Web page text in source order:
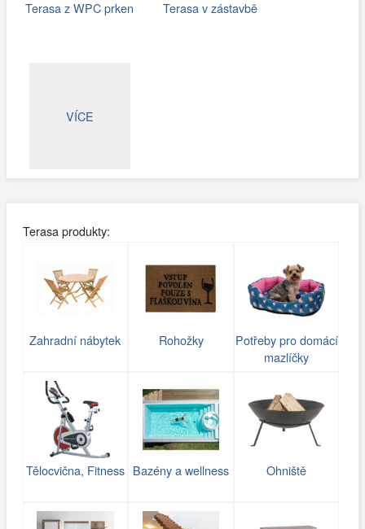
Terasa z WPC prken Terasa v zástavbě
VÍCE
Terasa produkty:
Zahradní nábytek Rohožky
Potřeby pro domácí
mazlíčky
Tělocvična, Fitness Bazény a wellness Ohniště